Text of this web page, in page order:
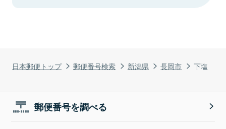
日本郵便トップ 郵便番号検索 新潟県 長岡市 下塩
郵便番号を調べる